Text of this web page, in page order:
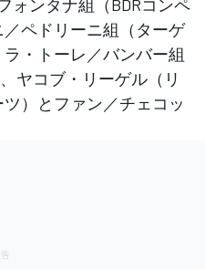
ォンタナ組（BDRコンペ
ペドリーニ組（ターゲ
・トーレ／バンバー組
ヤコブ・リーゲル（リ
）とファン／チェコッ